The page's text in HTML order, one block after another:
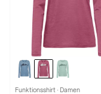
Funktionsshirt · Damen